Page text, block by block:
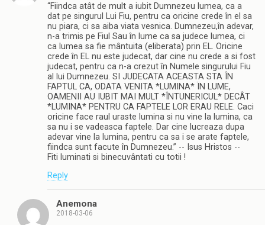
“Fiindca atât de mult a iubit Dumnezeu lumea, ca a
dat pe singurul Lui Fiu, pentru ca oricine crede în el sa
nu piara, ci sa aiba viata vesnica. Dumnezeu,în adevar,
n-a trimis pe Fiul Sau în lume ca sa judece lumea, ci
ca lumea sa fie mântuita (eliberata) prin EL. Oricine
crede în EL nu este judecat, dar cine nu crede a si fost
judecat, pentru ca n-a crezut în Numele singurului Fiu
al lui Dumnezeu. SI JUDECATA ACEASTA STA ÎN
FAPTUL CA, ODATA VENITA *LUMINA* ÏN LUME,
OAMENII AU IUBIT MAI MULT *ÎNTUNERICUL* DECÂT
*LUMINA* PENTRU CA FAPTELE LOR ERAU RELE. Caci
oricine face raul uraste lumina si nu vine la lumina, ca
sa nu i se vadeasca faptele. Dar cine lucreaza dupa
adevar vine la lumina, pentru ca sa i se arate faptele,
fiindca sunt facute în Dumnezeu.” -- Isus Hristos --
Fiti luminati si binecuvântati cu totii !
Reply
Anemona
2018-03-06